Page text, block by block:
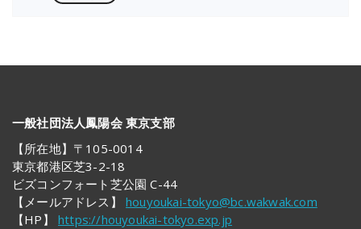
一般社団法人鳳陽会 東京支部
【所在地】〒105-0014
東京都港区芝3-2-18
ビズコンフォート芝公園 C-44
【メールアドレス】 houyoukai-tokyo@bc.wakwak.com
【HP】 https://houyoukai-tokyo.exp.jp